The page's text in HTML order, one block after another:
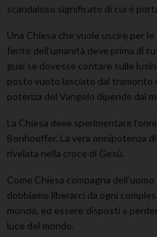
scandaloso significato di cui é
Una Chiesa che vuole uscire per
ferite dell’umanità deve prima di
guai se dovesse contare sulle
posto vuoto lasciato dal tramonto
potenza del Vangelo dipende dai
La Chiesa deve sperimentare
Bonhoeffer. La vera onnipotenza
rivelata nella croce di Gesù.
Come Chiesa compagna
dobbiamo liberarci da ogni
mondo, ed essere disposti a
luce del mondo.